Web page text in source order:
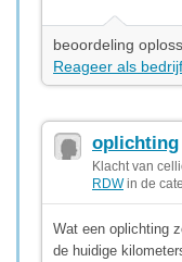
beoordeling
Reageer als bedrijf
oplichting
Klacht van
RDWin de
Wat een oplichting
de huidige